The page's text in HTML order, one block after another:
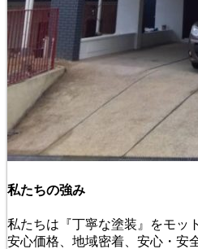
私たちの強み
私たちは『丁寧な塗装』をモッ
安心価格、地域密着、安心・安